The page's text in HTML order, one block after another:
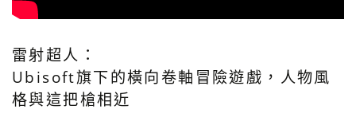
雷射超人：
Ubisoft旗下的橫向卷軸冒險遊戲，人物風
格與這把槍相近